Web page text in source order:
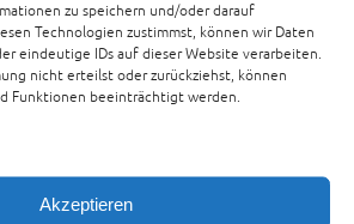
zu speichern und/oder darauf
Technologien zustimmst, können wir Daten
eindeutige IDs auf dieser Website verarbeiten.
nicht erteilst oder zurückziehst, können
Funktionen beeinträchtigt werden.
Akzeptieren
angezeigt